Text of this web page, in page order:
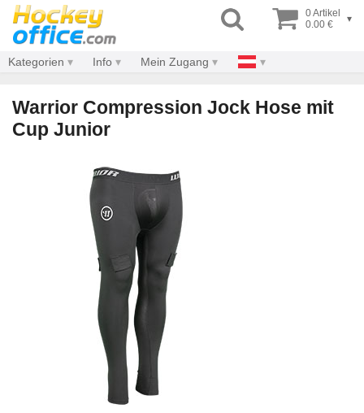
0 Artikel
0.00 €
▾
Kategorien Info Mein Zugang
Warrior Compression Jock Hose mit
Cup Junior